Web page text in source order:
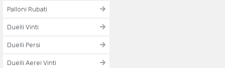
Palloni Rubati
Duelli Vinti
Duelli Persi
Duelli Aerei Vinti